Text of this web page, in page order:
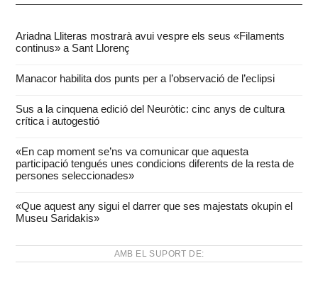
Ariadna Lliteras mostrarà avui vespre els seus «Filaments
continus» a Sant Llorenç
Manacor habilita dos punts per a l’observació de l’eclipsi
Sus a la cinquena edició del Neuròtic: cinc anys de cultura
crítica i autogestió
«En cap moment se’ns va comunicar que aquesta
participació tengués unes condicions diferents de la resta de
persones seleccionades»
«Que aquest any sigui el darrer que ses majestats okupin el
Museu Saridakis»
AMB EL SUPORT DE: